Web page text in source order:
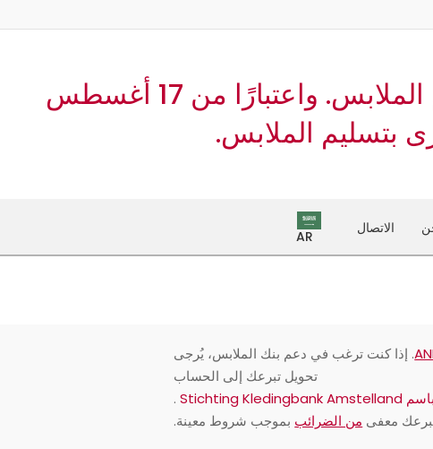
اعتبارًا من اليوم، لم يعد بالإمكان تسليم الملابس. واعتبارًا من 17 أغسطس
الاتصال AR
. إذا كنت ترغب في دعم بنك الملابس، يُرجى
تحويل تبرعك إلى الحساب
.
معفى من الضرائب بموجب شروط معينة.